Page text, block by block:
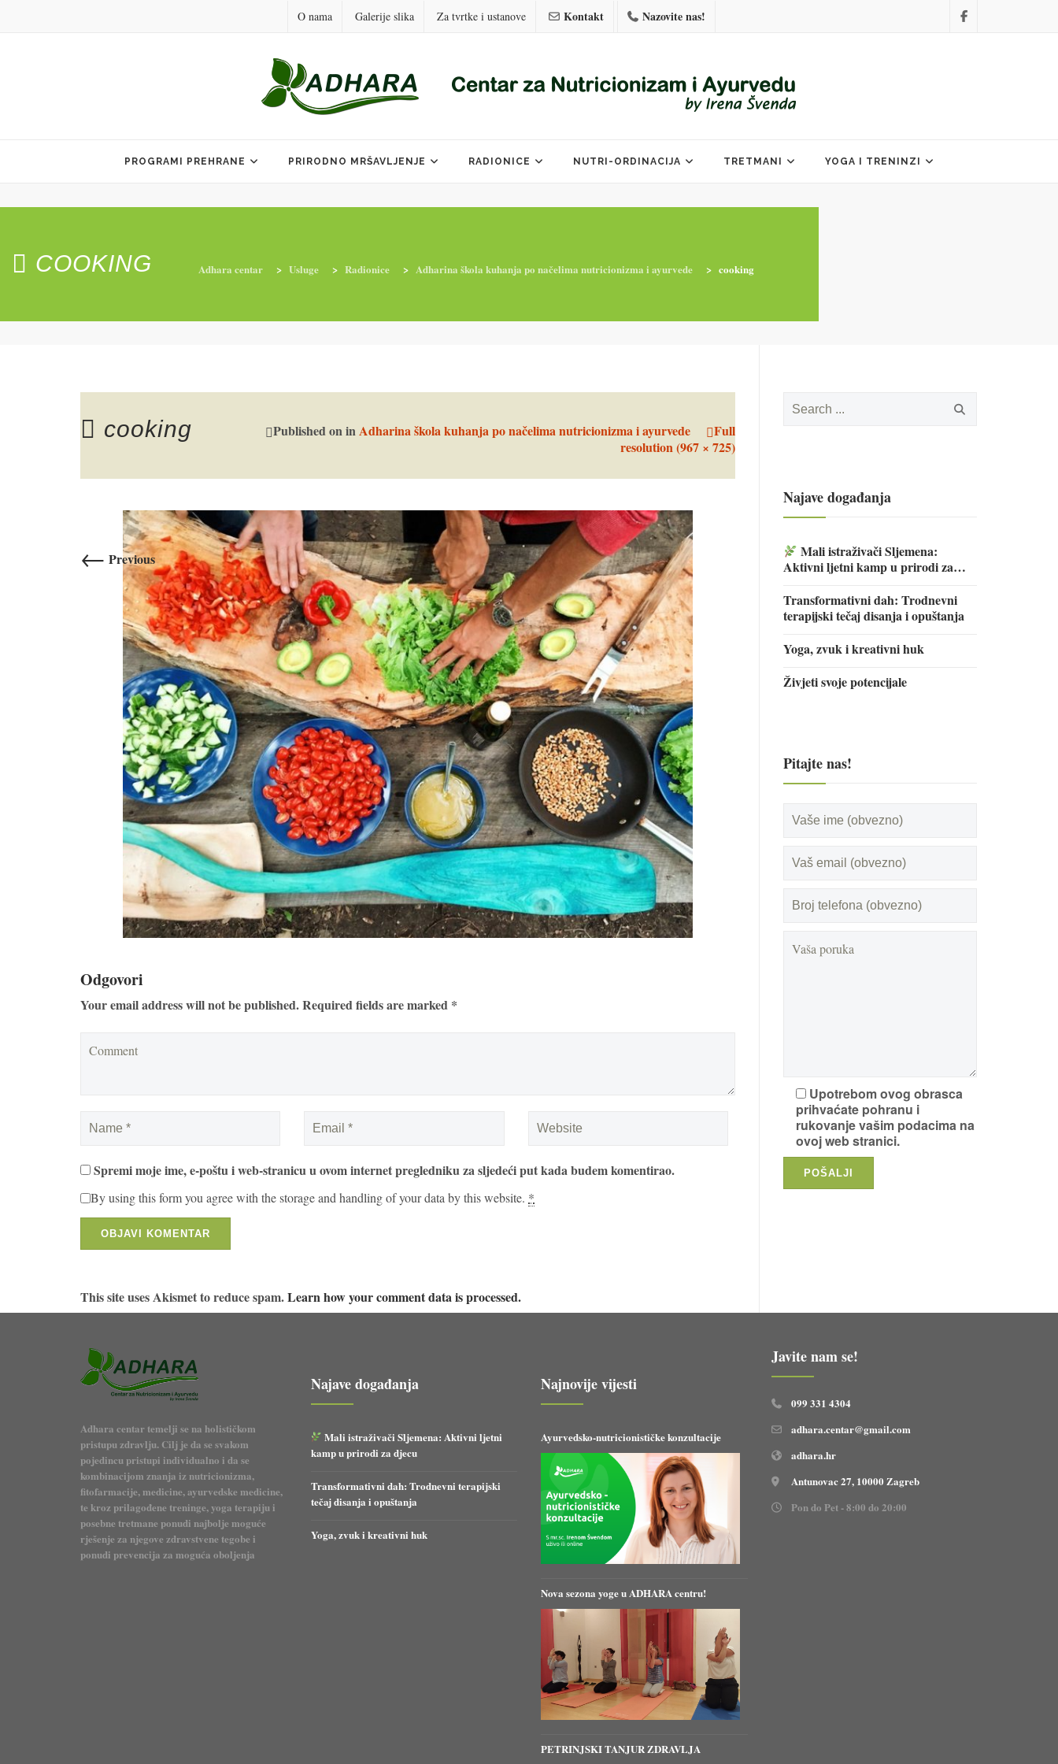
O nama Galerije slika Za tvrtke i ustanove Kontakt Nazovite nas!
PROGRAMI PREHRANE PRIRODNO MRŠAVLJENJE RADIONICE NUTRI-ORDINACIJA TRETMANI YOGA I TRENINZI
COOKING Adhara centar > Usluge > Radionice > Adharina škola kuhanja po načelima nutricionizma i ayurvede > cooking
cooking Published oninAdharina škola kuhanja po načelima nutricionizma i ayurvede
Full
resolution (967 × 725)
← Previous
Odgovori
Your email address will not be published. Required fields are marked *
Spremi moje ime, e-poštu i web-stranicu u ovom internet pregledniku za sljedeći put kada budem komentirao.
By using this form you agree with the storage and handling of your data by this website. *
This site uses Akismet to reduce spam.Learn how your comment data is processed.
for:
Najave događanja
Mali istraživači Sljemena:
Aktivni ljetni kamp u prirodi za
Transformativni dah: Trodnevni
terapijski tečaj disanja i opuštanja
Yoga, zvuk i kreativni huk
Živjeti svoje potencijale
Pitajte nas!
Upotrebom ovog obrasca
prihvaćate pohranu i
rukovanje vašim podacima na
ovoj web stranici.
Adhara centar temelji se na holističkom
pristupu zdravlju. Cilj je da se svakom
pojedincu pristupi individualno i da se
kombinacijom znanja iz nutricionizma,
fitofarmacije, medicine, ayurvedske medicine,
te kroz prilagođene treninge, yoga terapiju i
posebne tretmane ponudi najbolje moguće
rješenje za njegove zdravstvene tegobe i
ponudi prevencija za moguća oboljenja
Najave događanja
Mali istraživači Sljemena: Aktivni ljetni
kamp u prirodi za djecu
Transformativni dah: Trodnevni terapijski
tečaj disanja i opuštanja
Yoga, zvuk i kreativni huk
Najnovije vijesti
Ayurvedsko-nutricionističke konzultacije
Nova sezona yoge u ADHARA centru!
PETRINJSKI TANJUR ZDRAVLJA
Javite nam se!
099 331 4304
adhara.centar@gmail.com
adhara.hr
Antunovac 27, 10000 Zagreb
Pon do Pet - 8:00 do 20:00